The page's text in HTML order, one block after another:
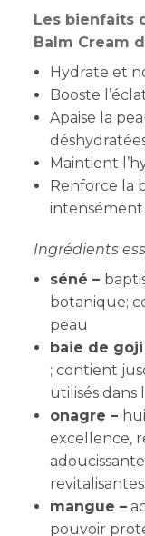
Les bienfaits
Balm Cream
Hydrate et
Booste
Apaise la
Maintient
Renforce la
intensément
Ingrédients
séné –
botanique; c
peau
baie de goji
; contient
utilisés dans
onagre –
excellence,
revitalisantes
mangue –
pouvoir